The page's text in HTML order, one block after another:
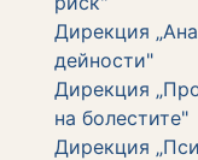
Дирекция
дейности"
Дирекция
на болестите"
Дирекция